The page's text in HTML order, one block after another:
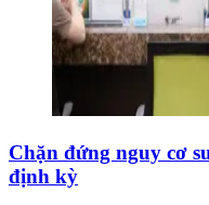
Chặn đứng nguy cơ
định kỳ